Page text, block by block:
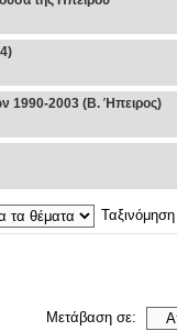
1990-2003 (Β. Ήπειρος)
Μετάβαση σε: